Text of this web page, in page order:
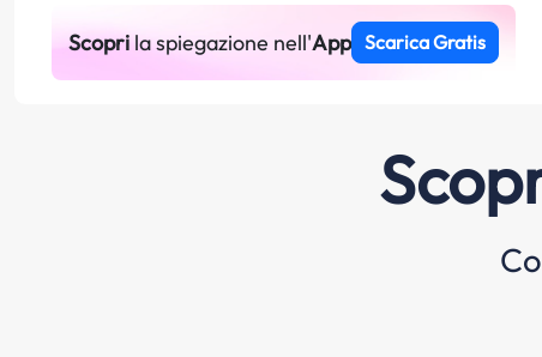
Scoprila spiegazione nell'App Scarica Gratis